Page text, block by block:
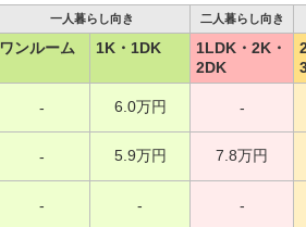
一人暮らし向き 二人暮らし向き
ワンルーム 1K・1DK
1LDK・2K・
2DK
- 6.0万円 -
- 5.9万円 7.8万円
- - -